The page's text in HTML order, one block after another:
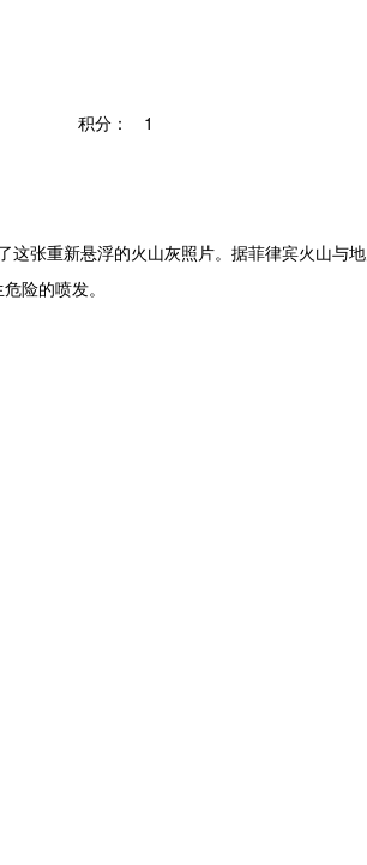
积分： 1
这张重新悬浮的火山灰照片。据菲律宾火山
险的喷发。